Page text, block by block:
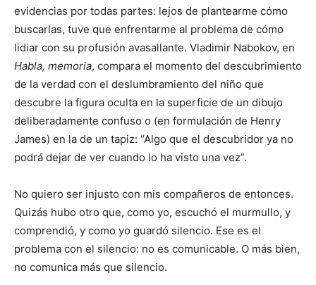
evidencias por todas partes: lejos de plantearme cómo
buscarlas, tuve que enfrentarme al problema de cómo
lidiar con su profusión avasallante. Vladimir Nabokov, en
Habla, memoria, compara el momento del descubrimiento
de la verdad con el deslumbramiento del niño que
descubre la figura oculta en la superficie de un dibujo
deliberadamente confuso o (en formulación de Henry
James) en la de un tapiz: “Algo que el descubridor ya no
podrá dejar de ver cuando lo ha visto una vez”.
No quiero ser injusto con mis compañeros de entonces.
Quizás hubo otro que, como yo, escuchó el murmullo, y
comprendió, y como yo guardó silencio. Ese es el
problema con el silencio: no es comunicable. O más bien,
no comunica más que silencio.